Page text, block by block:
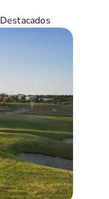
Destacados